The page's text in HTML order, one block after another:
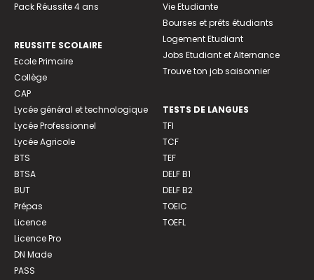
Pack Réussite 4 ans
REUSSITE SCOLAIRE
Ecole Primaire
Collège
CAP
Lycée général et technologique
Lycée Professionnel
Lycée Agricole
BTS
BTSA
BUT
Prépas
Licence
Licence Pro
DN Made
PASS
Vie Etudiante
Bourses et prêts étudiants
Logement Etudiant
Jobs Etudiant et Alternance
Trouve ton job saisonnier
TESTS DE LANGUES
TFI
TCF
TEF
DELF B1
DELF B2
TOEIC
TOEFL